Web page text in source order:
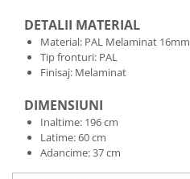
DETALII MATERIAL
Material: PAL Melaminat 16mm
Tip fronturi: PAL
Finisaj: Melaminat
DIMENSIUNI
Inaltime: 196 cm
Latime: 60 cm
Adancime: 37 cm